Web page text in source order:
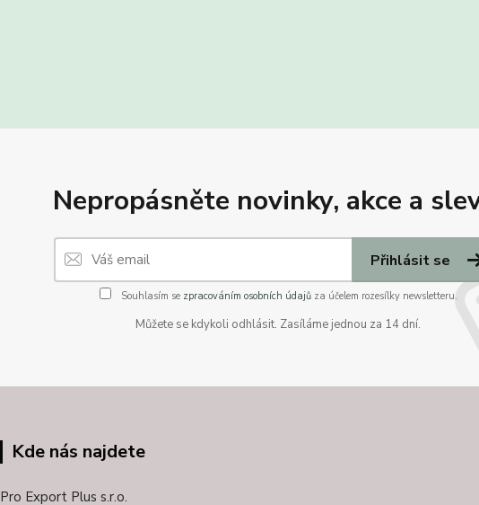
Nepropásněte novinky, akce a
Přihlásit se
Souhlasím se zpracováním osobních údajůza účelem rozesílky newsletteru.
Můžete se kdykoli odhlásit. Zasíláme jednou za 14 dní.
Kde nás najdete
Pro Export Plus s.r.o.